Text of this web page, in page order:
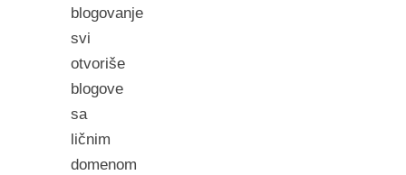
blogovanje
svi
otvoriše
blogove
sa
ličnim
domenom